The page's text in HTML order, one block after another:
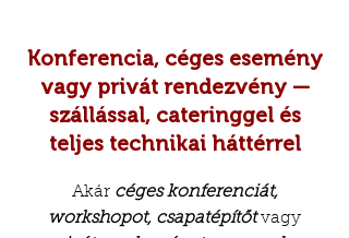
Konferencia, céges esemény
vagy privát rendezvény —
szállással, cateringgel és
teljes technikai háttérrel
Akár céges konferenciát,
workshopot, csapatépítőtvagy